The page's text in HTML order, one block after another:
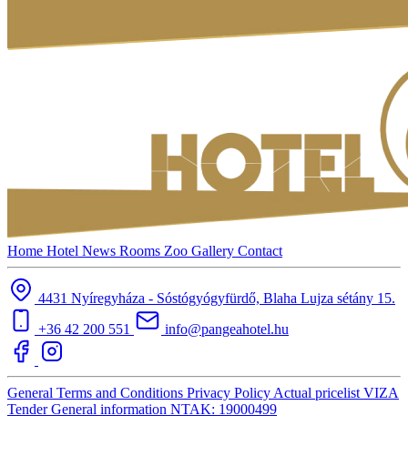
Home Hotel News Rooms Zoo Gallery Contact
4431 Nyíregyháza - Sóstógyógyfürdő, Blaha Lujza sétány 15.
+36 42 200 551
info@pangeahotel.hu
General Terms and Conditions Privacy Policy Actual pricelist VIZA
TenderGeneral information NTAK: 19000499